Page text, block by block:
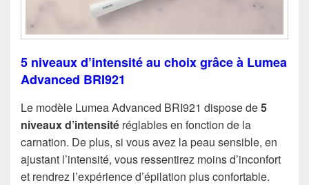
5 niveaux d’intensité au choix grâce à Lumea
Advanced BRI921
Le modèle Lumea Advanced BRI921 dispose de5
niveaux d’intensité réglables en fonction de la
carnation. De plus, si vous avez la peau sensible, en
ajustant l’intensité, vous ressentirez moins d’inconfort
et rendrez l’expérience d’épilation plus confortable.